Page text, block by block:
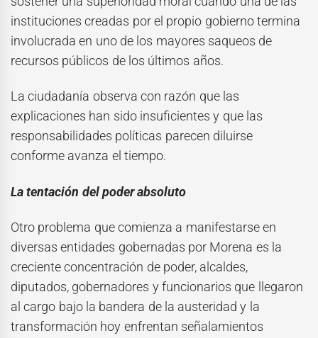
instituciones creadas por el propio gobierno termina
involucrada en uno de los mayores saqueos de
recursos públicos de los últimos años.
La ciudadanía observa con razón que las
explicaciones han sido insuficientes y que las
responsabilidades políticas parecen diluirse
conforme avanza el tiempo.
La tentación del poder absoluto
Otro problema que comienza a manifestarse en
diversas entidades gobernadas por Morena es la
creciente concentración de poder, alcaldes,
diputados, gobernadores y funcionarios que llegaron
al cargo bajo la bandera de la austeridad y la
transformación hoy enfrentan señalamientos